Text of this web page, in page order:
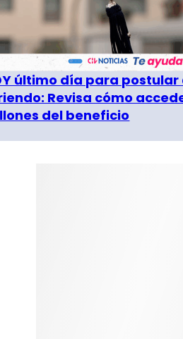
último día para postular
Revisa cómo
del beneficio